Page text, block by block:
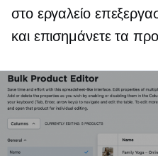
στο εργαλείο
και επισημάνετε τα